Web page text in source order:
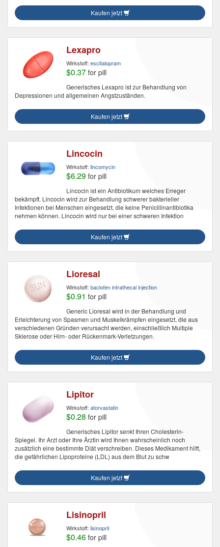
Kaufen jetzt
Lexapro
Wirkstoff: escitalopram
$0.37 for pill
Generisches Lexapro ist zur Behandlung von
Depressionen und allgemeinen Angstzuständen.
Kaufen jetzt
Lincocin
Wirkstoff: lincomycin
$6.29 for pill
Lincocin ist ein Antibiotikum welches Erreger
bekämpft. Lincocin wird zur Behandlung schwerer bakterieller
Infektionen bei Menschen eingesetzt, die keine Penicillinantibiotika
nehmen können. Lincocin wird nur bei einer schweren Infektion
Kaufen jetzt
Lioresal
Wirkstoff: baclofen intrathecal injection
$0.91 for pill
Generic Lioresal wird in der Behandlung und
Erleichterung von Spasmen und Muskelkrämpfen eingesetzt, die aus
verschiedenen Gründen verursacht werden, einschließlich Multiple
Sklerose oder Hirn- oder Rückenmark-Verletzungen.
Kaufen jetzt
Lipitor
Wirkstoff: atorvastatin
$0.28 for pill
Generisches Lipitor senkt Ihren Cholesterin-
Spiegel. Ihr Arzt oder Ihre Ärztin wird Ihnen wahrscheinlich noch
zusätzlich eine bestimmte Diät verschreiben. Dieses Medikament hilft,
die gefährlichen Lipoproteine (LDL) aus dem Blut zu schw
Kaufen jetzt
Lisinopril
Wirkstoff: lisinopril
$0.46 for pill